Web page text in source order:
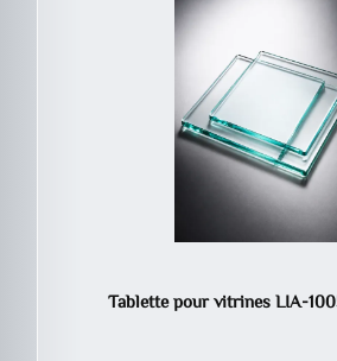
Tablette pour vitrines LIA-